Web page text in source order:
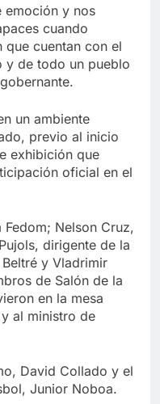
emoción y nos
cuando
que cuentan con el
y de todo un pueblo
un ambiente
previo al inicio
exhibición que
oficial en el
Nelson Cruz,
dirigente de la
y Vladrimir
de Salón de la
en la mesa
al ministro de
David Collado y el
Junior Noboa.